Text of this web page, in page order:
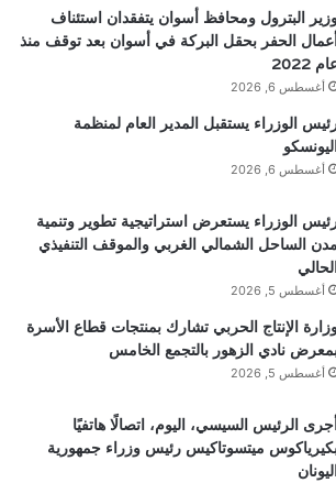
البترول ومحافظ أسوان يتفقدان استئناف
الحفر بحقل البركة في أسوان بعد توقف منذ
2022
أغسطس 6, 2026
الوزراء يستقبل المدير العام لمنظمة
أغسطس 6, 2026
الوزراء يستعرض استراتيجية تطوير وتنمية
مدن الساحل الشمالي الغربي والموقف التنفيذي
أغسطس 5, 2026
الإنتاج الحربي تشارك بمنتجات قطاع الأسرة
نادي الزهور بالتجمع الخامس
أغسطس 5, 2026
الرئيس السيسي، اليوم، اتصالًا هاتفيًا
ميتسوتاكيس رئيس وزراء جمهورية